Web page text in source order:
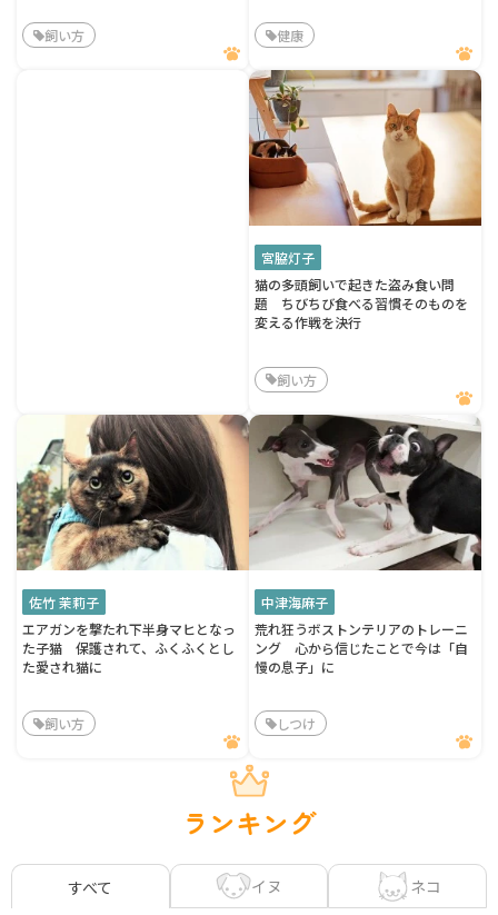
飼い方 健康
宮脇灯子
猫の多頭飼いで起きた盗み食い問
題 ちびちび食べる習慣そのものを
変える作戦を決行
飼い方
佐竹 茉莉子
エアガンを撃たれ下半身マヒとなっ
た子猫 保護されて、ふくふくとし
た愛され猫に
飼い方
中津海麻子
荒れ狂うボストンテリアのトレーニ
ング 心から信じたことで今は「自
慢の息子」に
しつけ
ランキング
すべて イヌ ネコ